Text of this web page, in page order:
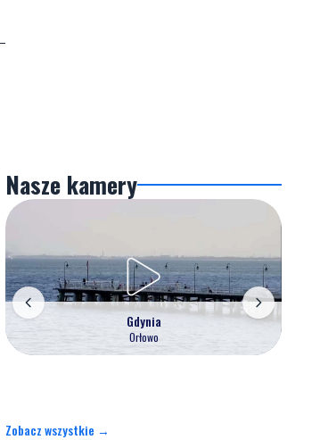
Nasze kamery
Gdynia
Orłowo
Zobacz wszystkie →